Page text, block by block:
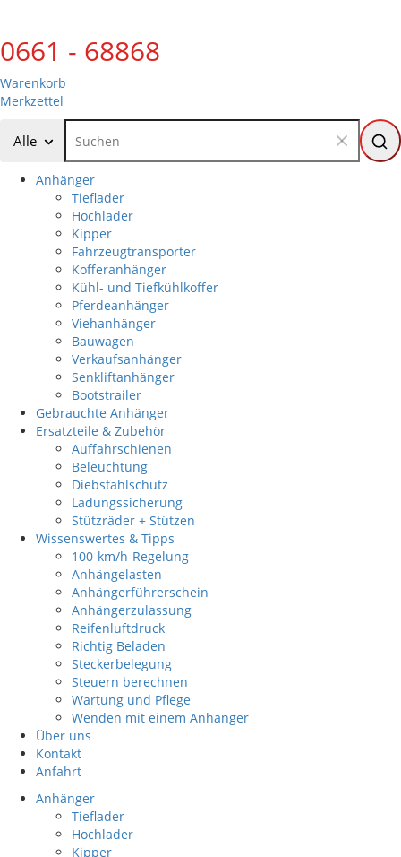
0661 - 68868
Warenkorb
Merkzettel
Alle
Anhänger
Tieflader
Hochlader
Kipper
Fahrzeugtransporter
Kofferanhänger
Kühl- und Tiefkühlkoffer
Pferdeanhänger
Viehanhänger
Bauwagen
Verkaufsanhänger
Senkliftanhänger
Bootstrailer
Gebrauchte Anhänger
Ersatzteile & Zubehör
Auffahrschienen
Beleuchtung
Diebstahlschutz
Ladungssicherung
Stützräder + Stützen
Wissenswertes & Tipps
100-km/h-Regelung
Anhängelasten
Anhängerführerschein
Anhängerzulassung
Reifenluftdruck
Richtig Beladen
Steckerbelegung
Steuern berechnen
Wartung und Pflege
Wenden mit einem Anhänger
Über uns
Kontakt
Anfahrt
Anhänger
Tieflader
Hochlader
Kipper